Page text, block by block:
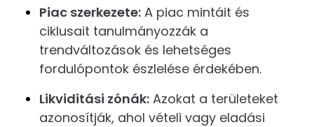
Piac szerkezete: A piac mintáit és
ciklusait tanulmányozzák a
trendváltozások és lehetséges
fordulópontok észlelése érdekében.
Likviditási zónák: Azokat a területeket
azonosítják, ahol vételi vagy eladási